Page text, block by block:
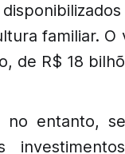
familiar.
de R$ 18
no entanto,